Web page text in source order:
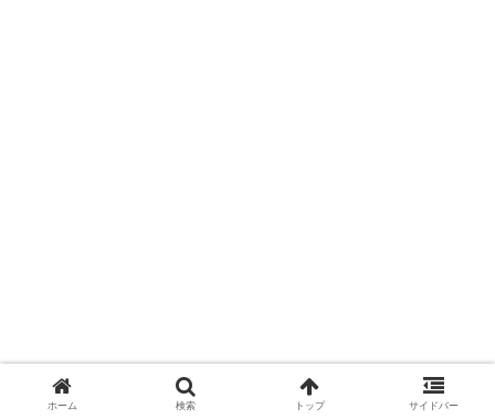
ホーム 検索 トップ サイドバー